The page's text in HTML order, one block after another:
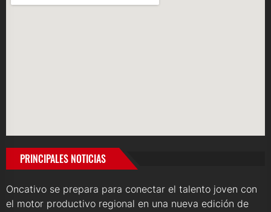
PRINCIPALES NOTICIAS
Oncativo se prepara para conectar el talento joven con
el motor productivo regional en una nueva edición de